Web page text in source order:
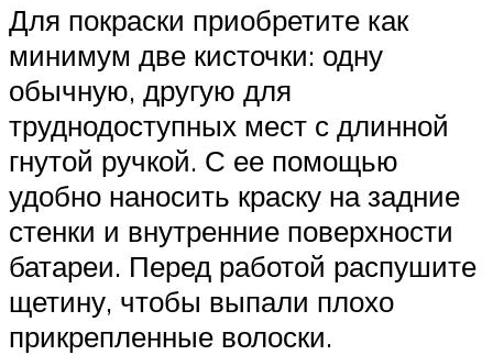
Для покраски приобретите как
минимум две кисточки: одну
обычную, другую для
труднодоступных мест с длинной
гнутой ручкой. С ее помощью
удобно наносить краску на задние
стенки и внутренние поверхности
батареи. Перед работой распушите
щетину, чтобы выпали плохо
прикрепленные волоски.